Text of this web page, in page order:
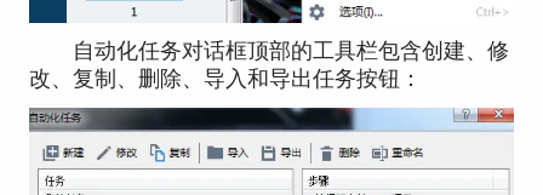
自动化任务对话框顶部的工具栏包含创建、修
改、复制、删除、导入和导出任务按钮：